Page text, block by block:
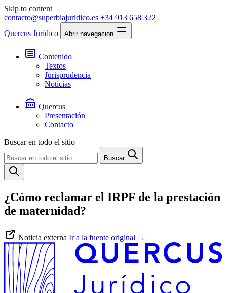
Skip to content
contacto@superbiajuridico.es +34 913 658 322
Quercus Jurídico
Abrir navegacion
Contenido
Textos
Jurisprudencia
Noticias
Quercus
Presentación
Contacto
Buscar en todo el sitio
Buscar
¿Cómo reclamar el IRPF de la prestación
de maternidad?
Noticia externa Ir a la fuente original →